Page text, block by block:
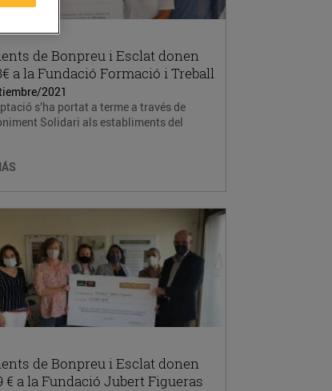
de Bonpreu i Esclat donen
a la Fundació Formació i Treball
2021
s’ha portat a terme a través de
Solidari als establiments del
de Bonpreu i Esclat donen
€ a la Fundació Jubert Figueras